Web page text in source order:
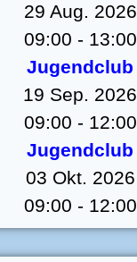
29 Aug. 2026
09:00 - 13:00
Jugendclub
19 Sep. 2026
09:00 - 12:00
Jugendclub
03 Okt. 2026
09:00 - 12:00